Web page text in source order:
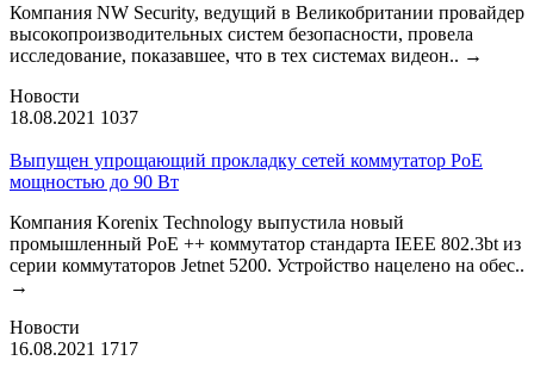
Компания NW Security, ведущий в Великобритании провайдер
высокопроизводительных систем безопасности, провела
исследование, показавшее, что в тех системах видеон.. →
Новости
18.08.2021 1037
Выпущен упрощающий прокладку сетей коммутатор PoE
мощностью до 90 Вт
Компания Korenix Technology выпустила новый
промышленный PoE ++ коммутатор стандарта IEEE 802.3bt из
серии коммутаторов Jetnet 5200. Устройство нацелено на обес..
→
Новости
16.08.2021 1717